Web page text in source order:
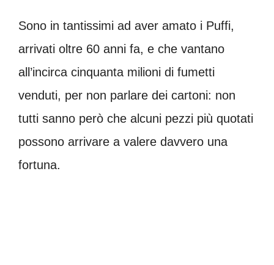
Sono in tantissimi ad aver amato i Puffi,
arrivati oltre 60 anni fa, e che vantano
all’incirca cinquanta milioni di fumetti
venduti, per non parlare dei cartoni: non
tutti sanno però che alcuni pezzi più quotati
possono arrivare a valere davvero una
fortuna.